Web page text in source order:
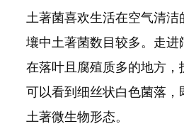
土著菌喜欢生活在空气清洁
壤中土著菌数目较多。走进
在落叶且腐殖质多的地方，
可以看到细丝状白色菌落，
土著微生物形态。